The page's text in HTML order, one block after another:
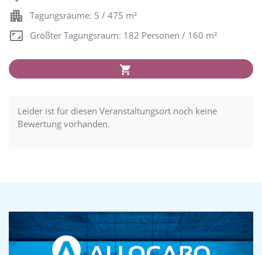
Tagungsräume: 5 / 475 m²
Größter Tagungsraum: 182 Personen / 160 m²
Leider ist für diesen Veranstaltungsort noch keine
Bewertung vorhanden.